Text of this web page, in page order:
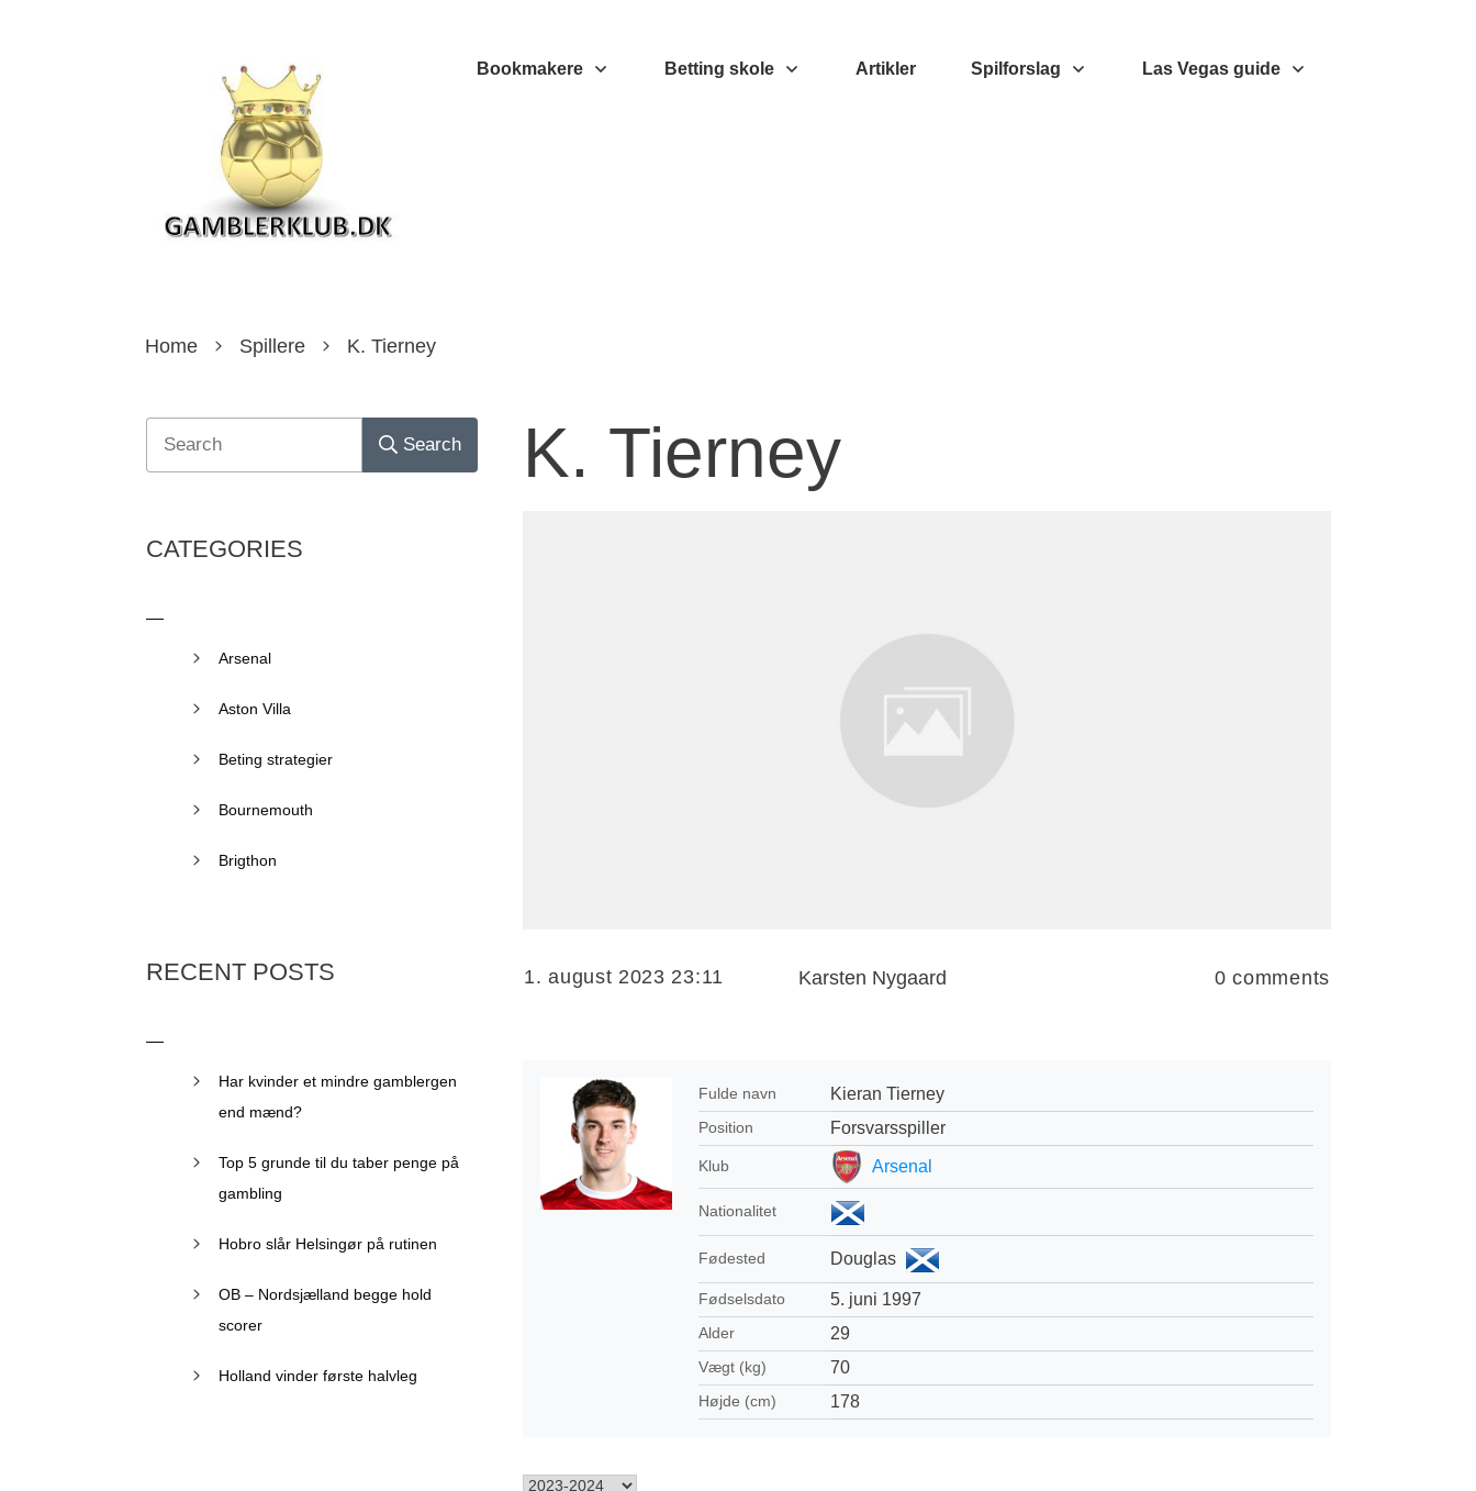
Bookmakere Betting skole Artikler Spilforslag Las Vegas guide
Home Spillere K. Tierney
K. Tierney
1. august 2023 23:11 Karsten Nygaard 0 comments
Fulde navn Kieran Tierney
Position Forsvarsspiller
Klub Arsenal
Nationalitet
Fødested Douglas
Fødselsdato 5. juni 1997
Alder 29
Vægt (kg) 70
Højde (cm) 178
Search
CATEGORIES
Arsenal
Aston Villa
Beting strategier
Bournemouth
Brigthon
RECENT POSTS
Har kvinder et mindre gamblergen
end mænd?
Top 5 grunde til du taber penge på
gambling
Hobro slår Helsingør på rutinen
OB – Nordsjælland begge hold
scorer
Holland vinder første halvleg